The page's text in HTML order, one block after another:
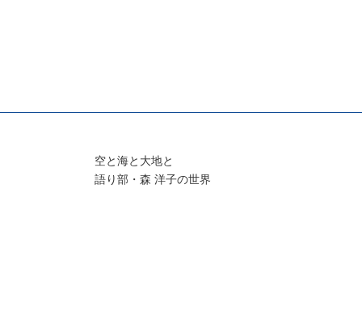
空と海と大地と
語り部・森 洋子の世界